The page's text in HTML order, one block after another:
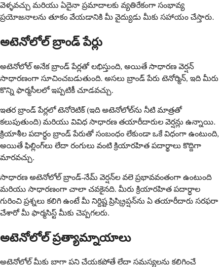
వెళ్ళవచ్చు మరియు ఏదైనా ప్రమాదాలకు వ్యతిరేకంగా సంభావ్య
ప్రయోజనాలను తూకం వేయడానికి మీ వైద్యుడు మీకు సహాయం చేస్తారు.
అటెనోలోల్ బ్రాండ్ పేర్లు
అటెనోలోల్ అనేక బ్రాండ్ పేర్లతో లభిస్తుంది, అయితే సాధారణ వెర్షన్
సాధారణంగా సూచించబడుతుంది. అసలు బ్రాండ్ పేరు టెనోర్మిన్, ఇది మీరు
కొన్ని ఫార్మసీలలో ఇప్పటికీ చూడవచ్చు.
ఇతర బ్రాండ్ పేర్లలో టెనోరెటిక్ (ఇది అటెనోలోల్‌ను నీటి మాత్రతో
కలుపుతుంది) మరియు వివిధ సాధారణ తయారీదారుల వెర్షన్లు ఉన్నాయి.
క్రియాశీల పదార్ధం బ్రాండ్ పేరుతో సంబంధం లేకుండా ఒకే విధంగా ఉంటుంది,
అయితే ఫిల్లింగ్‌లు లేదా రంగులు వంటి క్రియారహిత పదార్థాలు కొద్దిగా
మారవచ్చు.
సాధారణ అటెనోలోల్ బ్రాండ్-నేమ్ వెర్షన్‌ల వలె ప్రభావవంతంగా ఉంటుంది
మరియు సాధారణంగా చాలా చవకైనది. మీరు క్రియారహిత పదార్ధాల
గురించి ప్రశ్నలు కలిగి ఉంటే మీ నిర్దిష్ట ప్రిస్క్రిప్షన్‌ను ఏ తయారీదారు సరఫరా
చేశారో మీ ఫార్మసిస్ట్ మీకు చెప్పగలరు.
అటెనోలోల్ ప్రత్యామ్నాయాలు
అటెనోలోల్ మీకు బాగా పని చేయకపోతే లేదా సమస్యలను కలిగించే